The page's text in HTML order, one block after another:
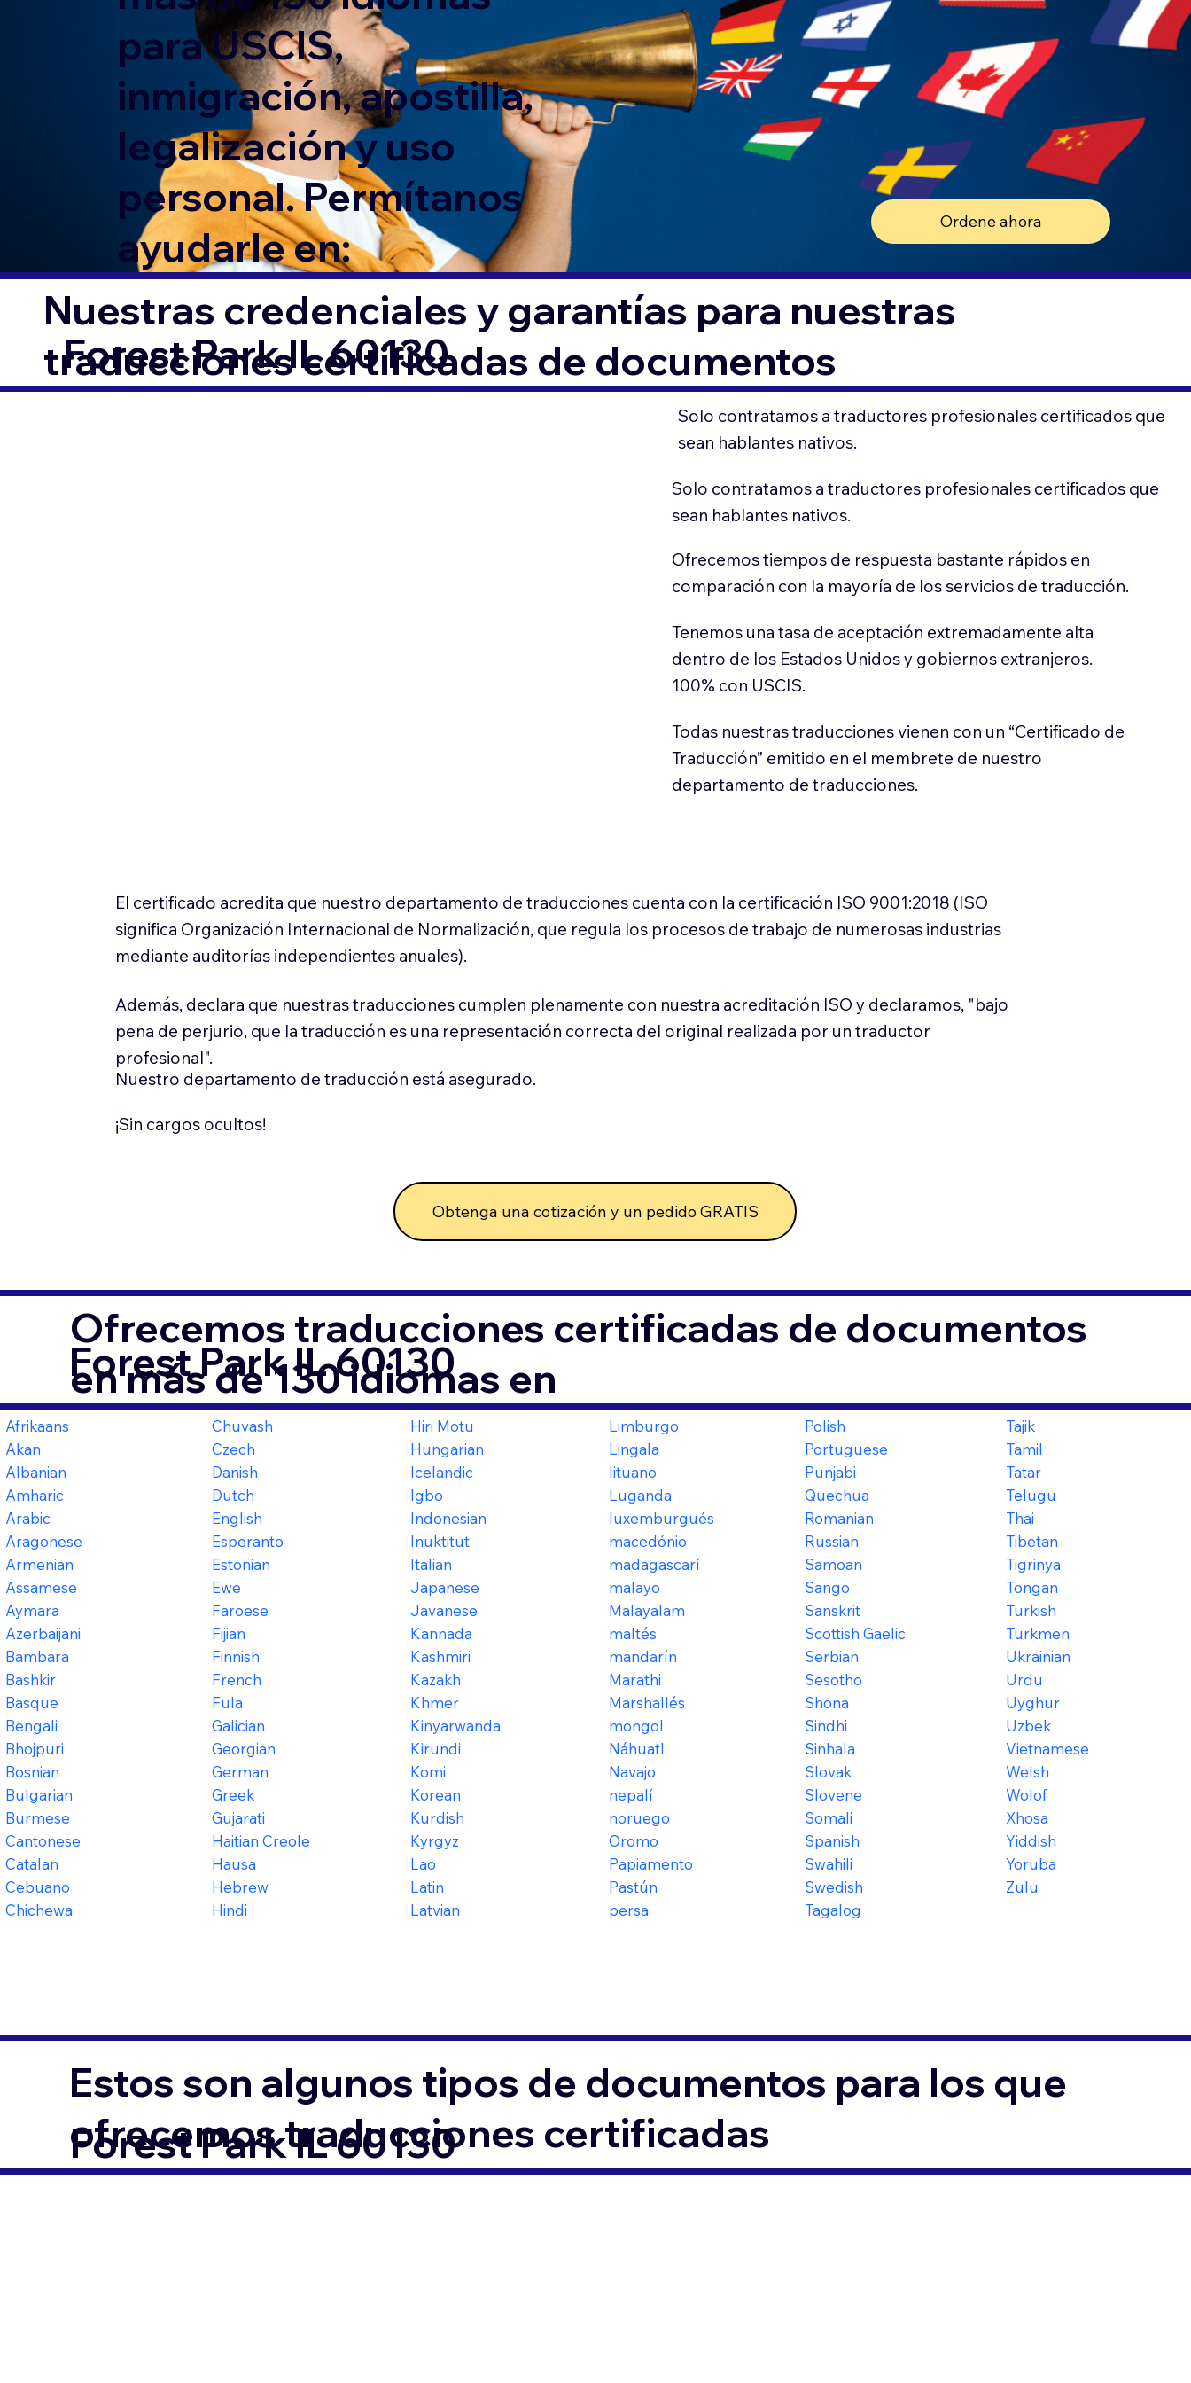
para USCIS,
inmigración, apostilla,
legalización y uso
personal. Permítanos
ayudarle en:
Ordene ahora
Nuestras credenciales y garantías para nuestras
traducciones certificadas de documentos
Forest Park IL 60130
Solo contratamos a traductores profesionales certificados que
sean hablantes nativos.
Solo contratamos a traductores profesionales certificados que
sean hablantes nativos.
Ofrecemos tiempos de respuesta bastante rápidos en
comparación con la mayoría de los servicios de traducción.
Tenemos una tasa de aceptación extremadamente alta
dentro de los Estados Unidos y gobiernos extranjeros.
100% con USCIS.
Todas nuestras traducciones vienen con un “Certificado de
Traducción” emitido en el membrete de nuestro
departamento de traducciones.
El certificado acredita que nuestro departamento de traducciones cuenta con la certificación ISO 9001:2018 (ISO
significa Organización Internacional de Normalización, que regula los procesos de trabajo de numerosas industrias
mediante auditorías independientes anuales).
Además, declara que nuestras traducciones cumplen plenamente con nuestra acreditación ISO y declaramos, "bajo
pena de perjurio, que la traducción es una representación correcta del original realizada por un traductor
profesional".
Nuestro departamento de traducción está asegurado.
¡Sin cargos ocultos!
Obtenga una cotización y un pedido GRATIS
Ofrecemos traducciones certificadas de documentos
en más de 130 idiomas en
Forest Park IL 60130
Afrikaans
Akan
Albanian
Amharic
Arabic
Aragonese
Armenian
Assamese
Aymara
Azerbaijani
Bambara
Bashkir
Basque
Bengali
Bhojpuri
Bosnian
Bulgarian
Burmese
Cantonese
Catalan
Cebuano
Chichewa
Chuvash
Czech
Danish
Dutch
English
Esperanto
Estonian
Ewe
Faroese
Fijian
Finnish
French
Fula
Galician
Georgian
German
Greek
Gujarati
Haitian Creole
Hausa
Hebrew
Hindi
Hiri Motu
Hungarian
Icelandic
Igbo
Indonesian
Inuktitut
Italian
Japanese
Javanese
Kannada
Kashmiri
Kazakh
Khmer
Kinyarwanda
Kirundi
Komi
Korean
Kurdish
Kyrgyz
Lao
Latin
Latvian
Limburgo
Lingala
lituano
Luganda
luxemburgués
macedónio
madagascarí
malayo
Malayalam
maltés
mandarín
Marathi
Marshallés
mongol
Náhuatl
Navajo
nepalí
noruego
Oromo
Papiamento
Pastún
persa
Polish
Portuguese
Punjabi
Quechua
Romanian
Russian
Samoan
Sango
Sanskrit
Scottish Gaelic
Serbian
Sesotho
Shona
Sindhi
Sinhala
Slovak
Slovene
Somali
Spanish
Swahili
Swedish
Tagalog
Tajik
Tamil
Tatar
Telugu
Thai
Tibetan
Tigrinya
Tongan
Turkish
Turkmen
Ukrainian
Urdu
Uyghur
Uzbek
Vietnamese
Welsh
Wolof
Xhosa
Yiddish
Yoruba
Zulu
Estos son algunos tipos de documentos para los que
ofrecemos traducciones certificadas
Forest Park IL 60130